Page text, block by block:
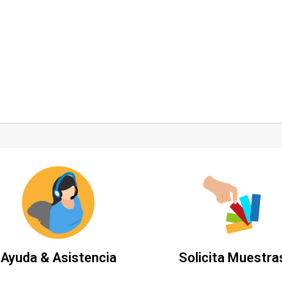
Ayuda & Asistencia Solicita